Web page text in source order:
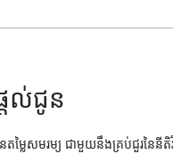
ល់ជូន
តម្លៃសមរម្យ ជាមួយនឹងគ្រប់ជួរនៃនី